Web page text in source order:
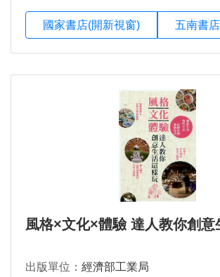
國家書店(開新視窗) 五南書
風格×文化×體驗 達人教你創意
出版單位： 經濟部工業局